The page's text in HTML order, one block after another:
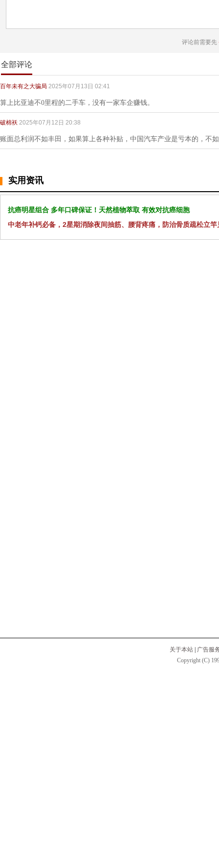
评论前需要先
全部评论
百年未有之大骗局 2025年07月13日 02:41
算上比亚迪不0里程的二手车，没有一家车企赚钱。
破棉袄 2025年07月12日 20:38
账面总利润不如丰田，如果算上各种补贴，中国汽车产业是亏本的，不
实用资讯
抗癌明星组合 多年口碑保证！天然植物萃取 有效对抗癌细胞
中老年补钙必备，2星期消除夜间抽筋、腰背疼痛，防治骨质疏松立竿
关于本站
广告服
Copyright (C)